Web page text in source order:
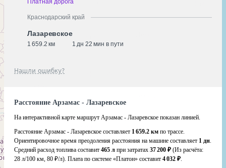
Платная дорога
Краснодарский край
Лазаревское
1 659.2 км 1 дн 22 мин в пути
Нашли ошибку?
Расстояние Арзамас - Лазаревское
На интерактивной карте маршрут Арзамас - Лазаревское показан линией.
Расстояние Арзамас - Лазаревское составляет 1 659.2 км по трассе.
Ориентировочное время преодоления расстояния на машине составляет 1 дн.
Средний расход топлива составит 465 л при затратах 37 200 ₽ (Из расчёта:
28 л/100 км, 80 ₽/л). Плата по системе «Платон» составит 4 032 ₽.